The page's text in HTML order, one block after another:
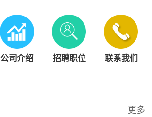
公司介绍 招聘职位 联系我们
更多